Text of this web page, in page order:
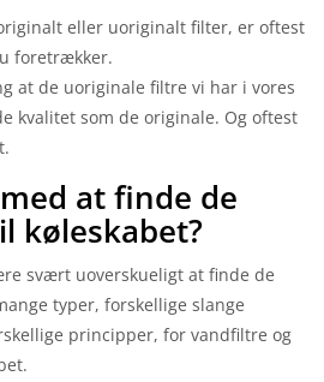
eller uoriginalt filter, er oftest
foretrækker.
at de uoriginale filtre vi har i vores
kvalitet som de originale. Og oftest
at finde de
køleskabet?
svært uoverskueligt at finde de
typer, forskellige slange
principper, for vandfiltre og